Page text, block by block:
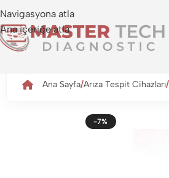
Navigasyona atla
Ana içeriğe atla
Ana Sayfa Arıza Tespit Cihazları
-7%